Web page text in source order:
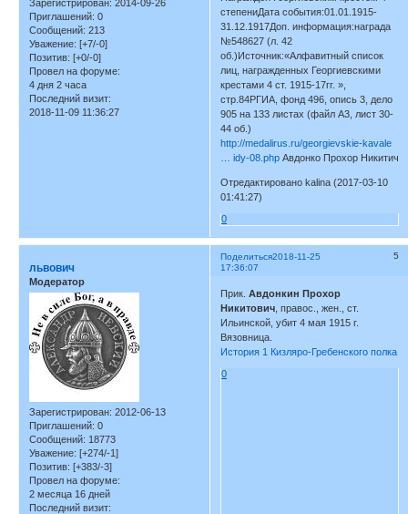
Зарегистрирован: 2014-09-26
Приглашений: 0
Сообщений: 213
Уважение: [+7/-0]
Позитив: [+0/-0]
Провел на форуме:
4 дня 2 часа
Последний визит:
2018-11-09 11:36:27
степениДата события:01.01.1915-
31.12.1917Доп. информация:награда
№548627 (л. 42
об.)Источник:«Алфавитный список
лиц, награжденных Георгиевскими
крестами 4 ст. 1915-17гг. »,
стр.84РГИА, фонд 496, опись 3, дело
905 на 133 листах (файл А3, лист 30-
44 об.)
http://medalirus.ru/georgievskie-kavale
… idy-08.php Авдонко Прохор Никитич
Отредактировано kalina (2017-03-10
01:41:27)
0
Поделиться 5
2018-11-25
17:36:07
львович
Модератор
Зарегистрирован: 2012-06-13
Приглашений: 0
Сообщений: 18773
Уважение: [+274/-1]
Позитив: [+383/-3]
Провел на форуме:
2 месяца 16 дней
Последний визит:
Прик.Авдонкин Прохор
Никитович , правос., жен., ст.
Ильинской, убит 4 мая 1915 г.
Вязовница.
История 1 Кизляро-Гребенского полка
0